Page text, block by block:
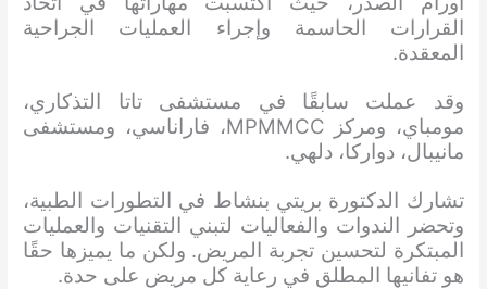
القرارات الحاسمة وإجراء العمليات الجراحية
المعقدة.
وقد عملت سابقًا في مستشفى تاتا التذكاري،
مومباي، ومركز MPMMCC، فاراناسي، ومستشفى
مانيبال، دواركا، دلهي.
تشارك الدكتورة بريتي بنشاط في التطورات الطبية،
وتحضر الندوات والفعاليات لتبني التقنيات والعمليات
المبتكرة لتحسين تجربة المريض. ولكن ما يميزها حقًا
هو تفانيها المطلق في رعاية كل مريض على حدة.